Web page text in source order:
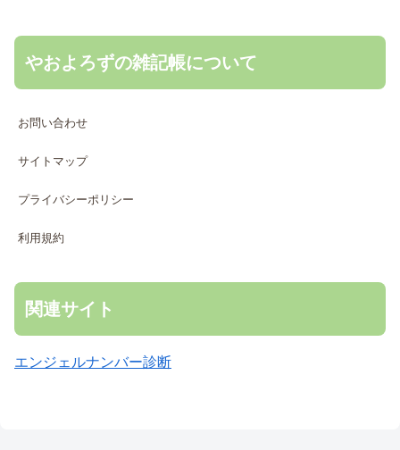
やおよろずの雑記帳について
お問い合わせ
サイトマップ
プライバシーポリシー
利用規約
関連サイト
エンジェルナンバー診断